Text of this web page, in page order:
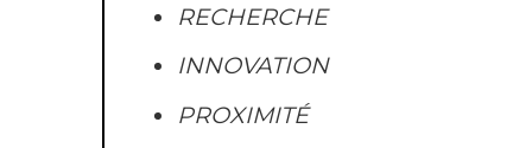
RECHERCHE
INNOVATION
PROXIMITÉ